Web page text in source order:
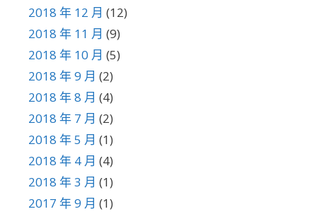
2018 年 12 月 (12)
2018 年 11 月 (9)
2018 年 10 月 (5)
2018 年 9 月 (2)
2018 年 8 月 (4)
2018 年 7 月 (2)
2018 年 5 月 (1)
2018 年 4 月 (4)
2018 年 3 月 (1)
2017 年 9 月 (1)